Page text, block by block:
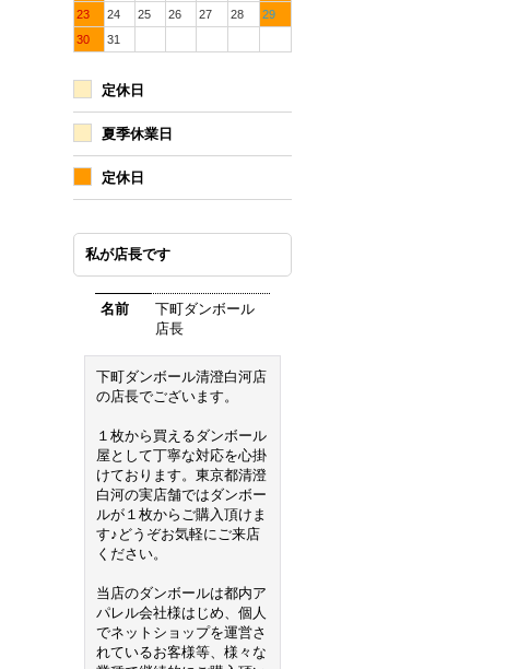
23
24 25 26 27 28
29
30
31
定休日
夏季休業日
定休日
私が店長です
名前
下町ダンボール
店長
下町ダンボール清澄白河店
の店長でございます。
１枚から買えるダンボール
屋として丁寧な対応を心掛
けております。東京都清澄
白河の実店舗ではダンボー
ルが１枚からご購入頂けま
す♪どうぞお気軽にご来店
ください。
当店のダンボールは都内ア
パレル会社様はじめ、個人
でネットショップを運営さ
れているお客様等、様々な